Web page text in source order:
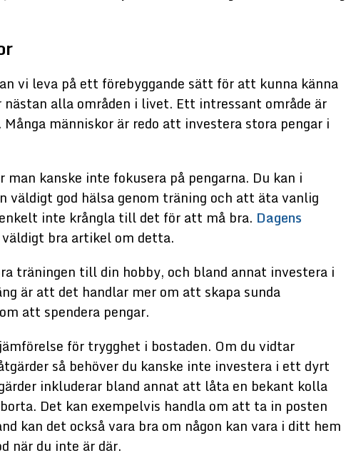
vi leva på ett förebyggande sätt för att kunna känna
nästan alla områden i livet. Ett intressant område är
människor är redo att investera stora pengar i
kanske inte fokusera på pengarna. Du kan i
väldigt god hälsa genom träning och att äta vanlig
inte krångla till det för att må bra. Dagens
bra artikel om detta.
träningen till din hobby, och bland annat investera i
är att det handlar mer om att skapa sunda
att spendera pengar.
för trygghet i bostaden. Om du vidtar
så behöver du kanske inte investera i ett dyrt
inkluderar bland annat att låta en bekant kolla
Det kan exempelvis handla om att ta in posten
kan det också vara bra om någon kan vara i ditt hem
när du inte är där.